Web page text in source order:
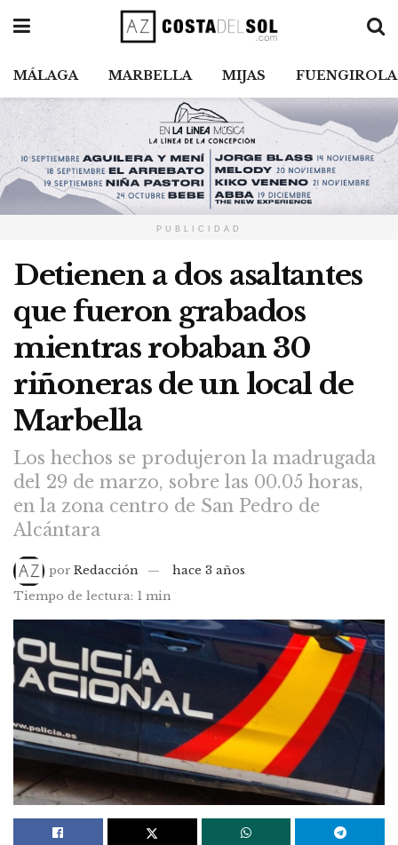
MÁLAGA MARBELLA MIJAS FUENGIROLA
PUBLICIDAD
Detienen a dos asaltantes
que fueron grabados
mientras robaban 30
riñoneras de un local de
Marbella
Los hechos se produjeron la madrugada
del 29 de marzo, sobre las 00.05 horas,
en la zona centro de San Pedro de
Alcántara
por Redacción
hace 3 años
Tiempo de lectura: 1 min